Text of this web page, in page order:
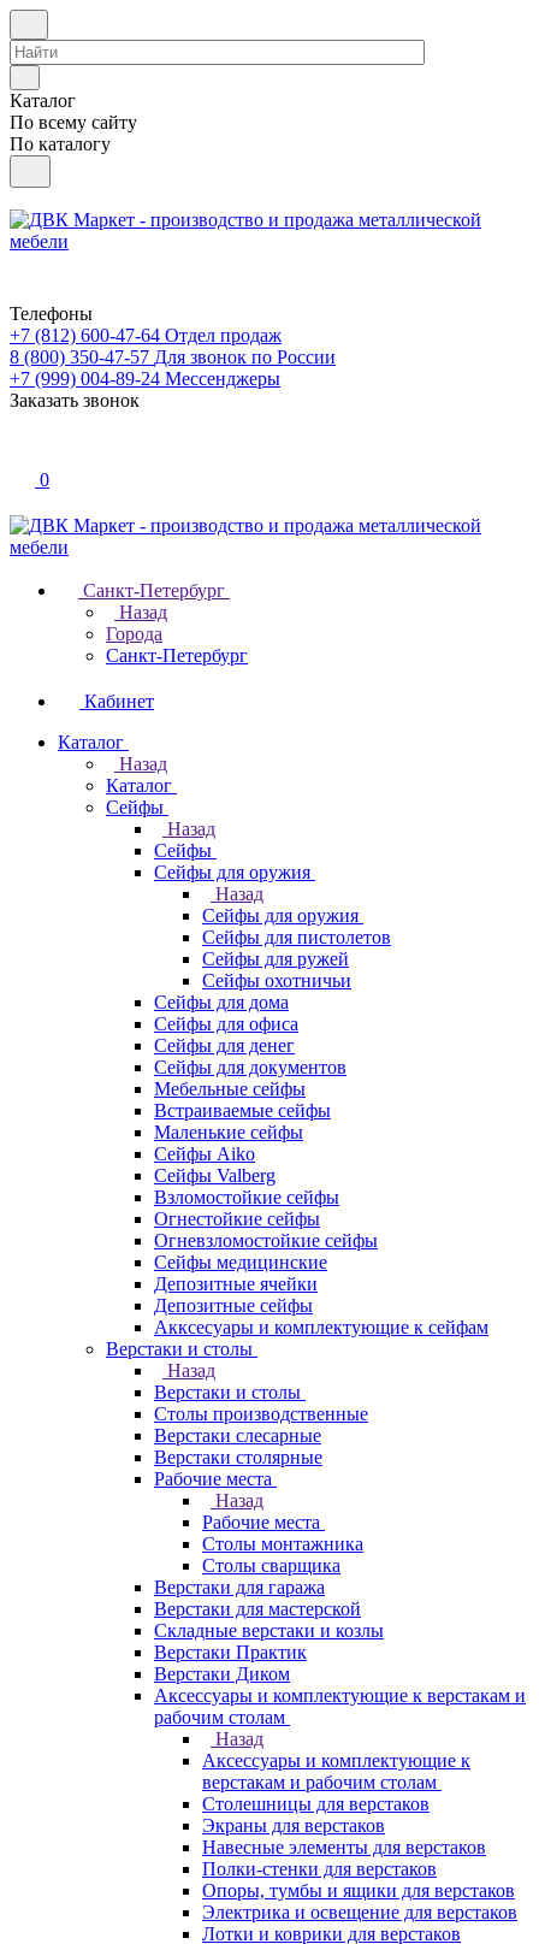
Каталог
По всему сайту
По каталогу
Телефоны
+7 (812) 600-47-64 Отдел продаж
8 (800) 350-47-57 Для звонок по России
+7 (999) 004-89-24 Мессенджеры
Заказать звонок
0
Санкт-Петербург
Назад
Города
Санкт-Петербург
Кабинет
Каталог
Назад
Каталог
Cейфы
Назад
Cейфы
Cейфы для оружия
Назад
Cейфы для оружия
Сейфы для пистолетов
Сейфы для ружей
Сейфы охотничьи
Cейфы для дома
Cейфы для офиса
Сейфы для денег
Сейфы для документов
Мебельные сейфы
Встраиваемые сейфы
Маленькие сейфы
Сейфы Aiko
Сейфы Valberg
Взломостойкие сейфы
Огнестойкие сейфы
Огневзломостойкие сейфы
Сейфы медицинские
Депозитные ячейки
Депозитные сейфы
Акксесуары и комплектующие к сейфам
Верстаки и столы
Назад
Верстаки и столы
Столы производственные
Верстаки слесарные
Верстаки столярные
Рабочие места
Назад
Рабочие места
Столы монтажника
Столы сварщика
Верстаки для гаража
Верстаки для мастерской
Складные верстаки и козлы
Верстаки Практик
Верстаки Диком
Аксессуары и комплектующие к верстакам и
рабочим столам
Назад
Аксессуары и комплектующие к
верстакам и рабочим столам
Столешницы для верстаков
Экраны для верстаков
Навесные элементы для верстаков
Полки-стенки для верстаков
Опоры, тумбы и ящики для верстаков
Электрика и освещение для верстаков
Лотки и коврики для верстаков